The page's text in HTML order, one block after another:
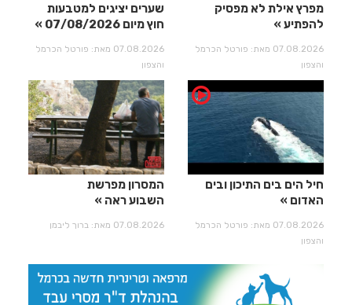
מפרץ אילת לא מפסיק
להפתיע
07.08.2026 מאת: פורטל הכרמל
והצפון
שערים יציגים למטבעות
חוץ מיום 07/08/2026
07.08.2026 מאת: פורטל הכרמל
והצפון
חיל הים בים התיכון ובים
האדום
07.08.2026 מאת: פורטל הכרמל
והצפון
המסרון מפרשת
השבוע ראה
07.08.2026 מאת: ברוך ליבמן